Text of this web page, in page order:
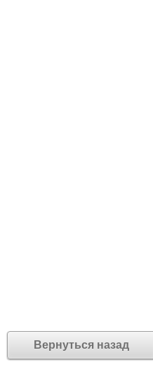
Вернуться назад